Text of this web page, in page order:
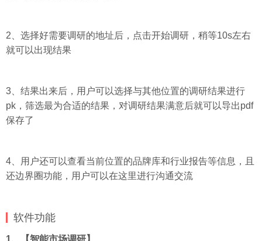
2、选择好需要调研的地址后，点击开始调研，稍等10s左右
就可以出现结果
3、结果出来后，用户可以选择与其他位置的调研结果进行
pk，筛选最为合适的结果，对调研结果满意后就可以导出pdf
保存了
4、用户还可以查看当前位置的品牌库和行业报告等信息，且
还边界圈功能，用户可以在这里进行沟通交流
软件功能
1、【智能市场调研】